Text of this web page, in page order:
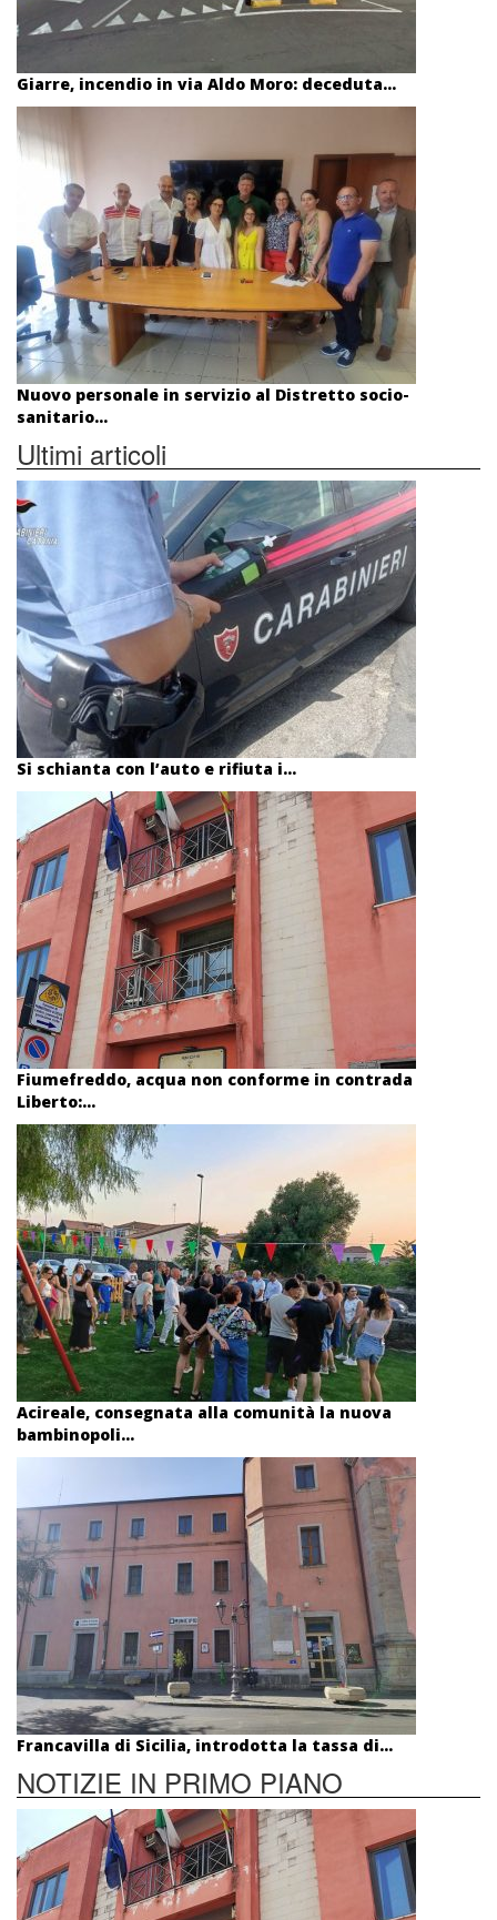
Giarre, incendio in via Aldo Moro: deceduta...
Nuovo personale in servizio al Distretto socio-
sanitario...
Ultimi articoli
Si schianta con l’auto e rifiuta i...
Fiumefreddo, acqua non conforme in contrada
Liberto:...
Acireale, consegnata alla comunità la nuova
bambinopoli...
Francavilla di Sicilia, introdotta la tassa di...
NOTIZIE IN PRIMO PIANO